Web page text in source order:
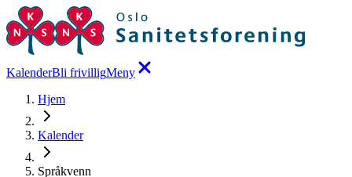
KalenderBli frivilligMeny
Hjem
Kalender
Språkvenn